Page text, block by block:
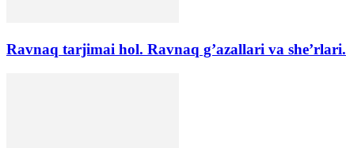
Ravnaq tarjimai hol. Ravnaq g’azallari va she’rlari.